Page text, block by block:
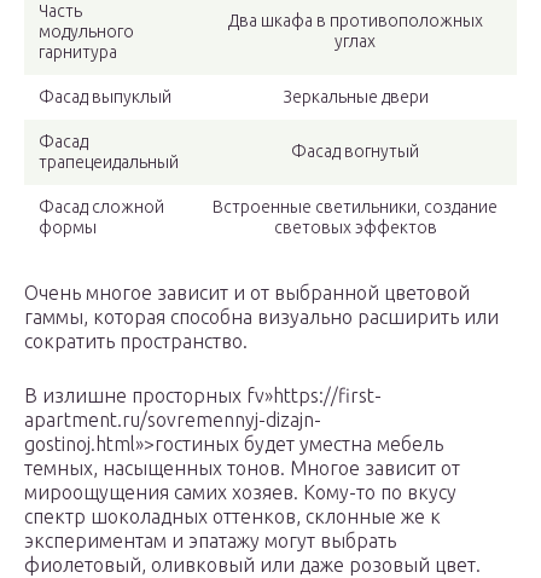
Часть
модульного
гарнитура
Два шкафа в противоположных
углах
Фасад выпуклый Зеркальные двери
Фасад
трапецеидальный
Фасад вогнутый
Фасад сложной
формы
Встроенные светильники, создание
световых эффектов
Очень многое зависит и от выбранной цветовой
гаммы, которая способна визуально расширить или
сократить пространство.
В излишне просторных fv»https://first-
apartment.ru/sovremennyj-dizajn-
gostinoj.html»>гостиных будет уместна мебель
темных, насыщенных тонов. Многое зависит от
мироощущения самих хозяев. Кому-то по вкусу
спектр шоколадных оттенков, склонные же к
экспериментам и эпатажу могут выбрать
фиолетовый, оливковый или даже розовый цвет.